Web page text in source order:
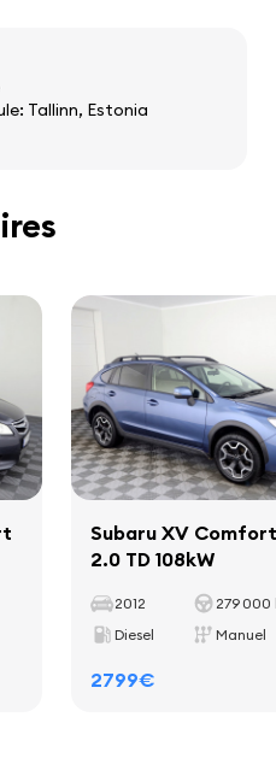
Tallinn, Estonia
Subaru XV
2.0 TD 108kW
2012
279 000
Diesel
Manuel
2799€